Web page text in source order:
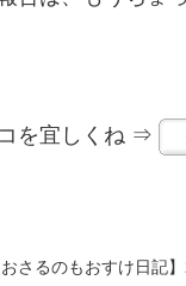
を宜しくね ⇒
おさるのもおすけ日記